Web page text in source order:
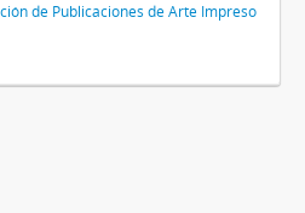
de Publicaciones de Arte Impreso